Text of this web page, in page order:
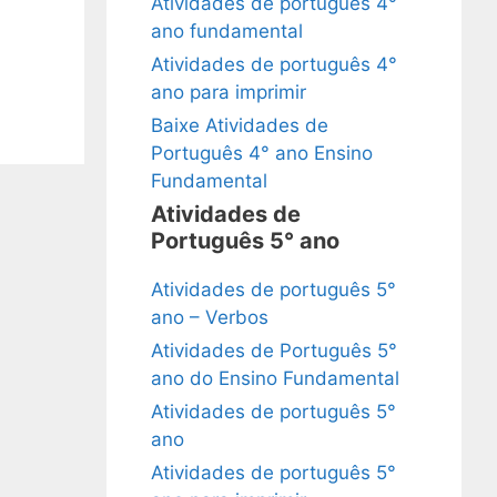
ano fundamental
Atividades de português 4°
ano para imprimir
Baixe Atividades de
Português 4° ano Ensino
Fundamental
Atividades de
Português 5° ano
Atividades de português 5°
ano – Verbos
Atividades de Português 5°
ano do Ensino Fundamental
Atividades de português 5°
ano
Atividades de português 5°